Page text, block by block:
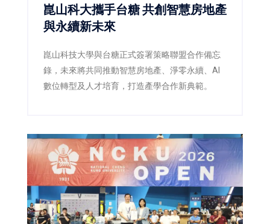
崑山科大攜手台糖 共創智慧房地產
與永續新未來
崑山科技大學與台糖正式簽署策略聯盟合作備忘
錄，未來將共同推動智慧房地產、淨零永續、AI
數位轉型及人才培育，打造產學合作新典範。